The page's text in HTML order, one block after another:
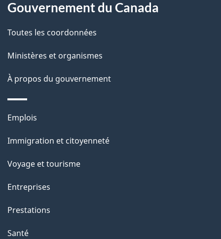
i
l
s
d
e
l
a
p
a
g
e
propos
de
ce
site
Gouvernement du Canada
Toutes les coordonnées
Ministères et organismes
À propos du gouvernement
Thèmes
sujets
Emplois
Immigration et citoyenneté
Voyage et tourisme
Entreprises
Prestations
Santé